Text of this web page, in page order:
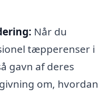
Når du
tæpperenser i
gavn af deres
om, hvordan